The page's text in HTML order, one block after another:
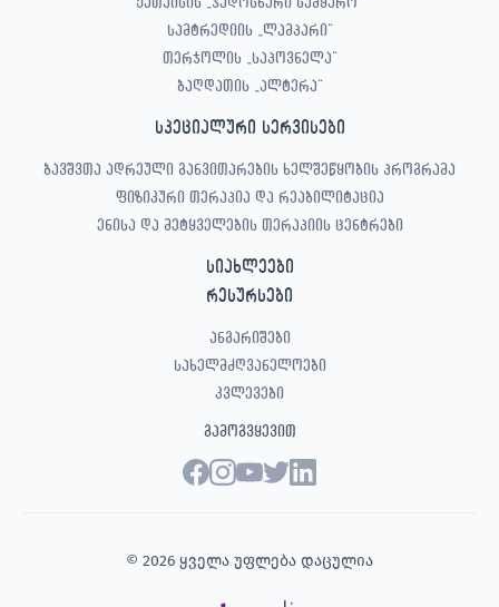
სამტრედიის „ლამპარი“
თერჯოლის „საპოვნელა“
ბაღდათის „ალტერა“
სპეციალური სერვისები
ბავშვთა ადრეული განვითარების ხელშეწყობის პროგრამა
ფიზიკური თერაპია და რეაბილიტაცია
ენისა და მეტყველების თერაპიის ცენტრები
სიახლეები
რესურსები
ანგარიშები
სახელმძღვანელოები
კვლევები
გამოგვყევით
© 2026 ყველა უფლება დაცულია